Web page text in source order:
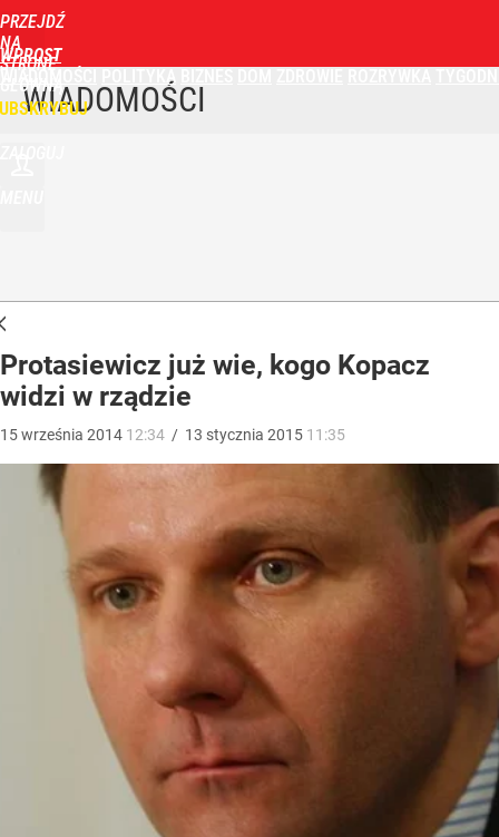
PRZEJDŹ
NA
STRONĘ
GŁÓWNĄ
WPROST
POLITYKA
WIADOMOŚCI
Protasiewicz już wie, kogo Kopacz
widzi w rządzie
15września 2014 12:34 / 13 stycznia 2015 11:35